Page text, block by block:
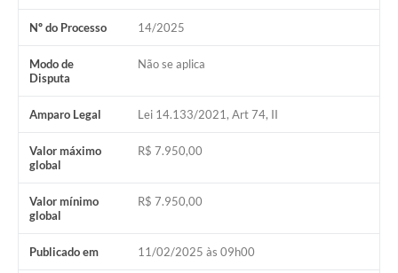
Nº do Processo 14/2025
Modo de
Disputa
Não se aplica
Amparo Legal Lei 14.133/2021, Art 74, II
Valor máximo
global
R$ 7.950,00
Valor mínimo
global
R$ 7.950,00
Publicado em 11/02/2025 às 09h00